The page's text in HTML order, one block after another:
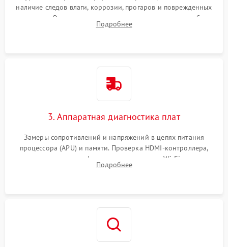
наличие следов влаги, коррозии, прогаров и поврежденных
элементов. Оценка состояния системы охлаждения, турбины
кулера и степени загрязнения радиатора пылью.
Подробнее
3. Аппаратная диагностика плат
Замеры сопротивлений и напряжений в цепях питания
процессора (APU) и памяти. Проверка HDMI-контроллера,
микросхем флеш-памяти и модуля Wi-Fi
Подробнее